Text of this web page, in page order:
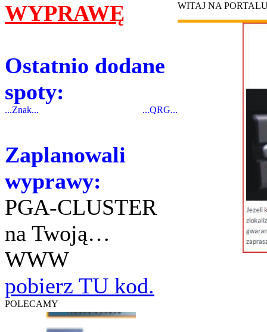
WYPRAWĘ
Ostatnio dodane
spoty:
...Znak... ...QRG...
Zaplanowali
wyprawy:
PGA-CLUSTER
na Twoją…
WWW
pobierz TU kod.
POLECAMY
WITAJ NA